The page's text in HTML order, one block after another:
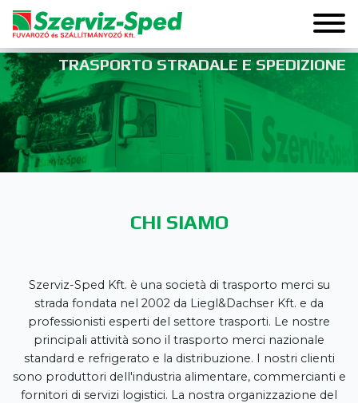
TRASPORTO STRADALE E SPEDIZIONE
CHI SIAMO
Szerviz-Sped Kft. è una società di trasporto merci su
strada fondata nel 2002 da Liegl&Dachser Kft. e da
professionisti esperti del settore trasporti. Le nostre
principali attività sono il trasporto merci nazionale
standard e refrigerato e la distribuzione. I nostri clienti
sono produttori dell'industria alimentare, commercianti e
fornitori di servizi logistici. La nostra organizzazione del